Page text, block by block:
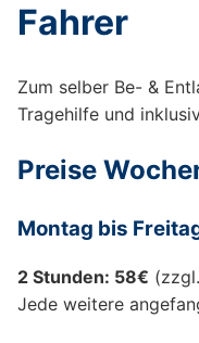
Fahrer
Zum selber Be- &
Tragehilfe und
Preise
Montag bis
2 Stunden: 58€
Jede weitere